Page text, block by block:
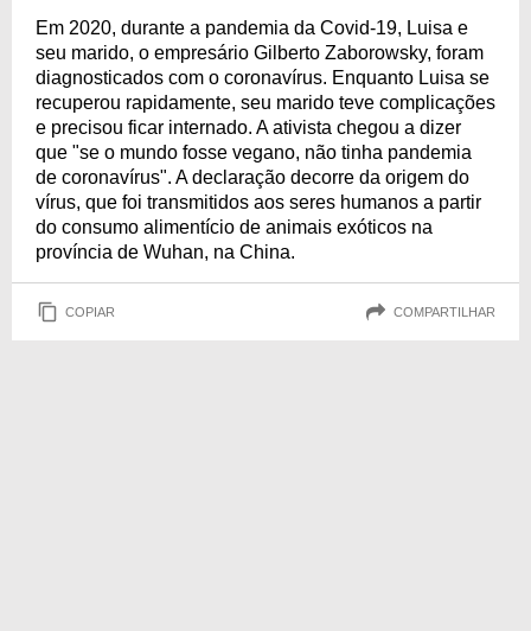
Em 2020, durante a pandemia da Covid-19, Luisa e
seu marido, o empresário Gilberto Zaborowsky, foram
diagnosticados com o coronavírus. Enquanto Luisa se
recuperou rapidamente, seu marido teve complicações
e precisou ficar internado. A ativista chegou a dizer
que "se o mundo fosse vegano, não tinha pandemia
de coronavírus". A declaração decorre da origem do
vírus, que foi transmitidos aos seres humanos a partir
do consumo alimentício de animais exóticos na
província de Wuhan, na China.
COPIAR COMPARTILHAR